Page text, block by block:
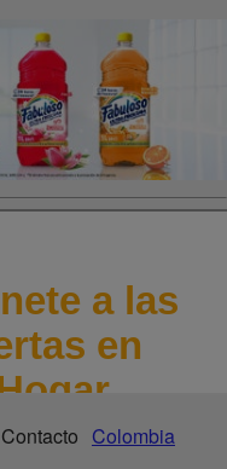
Contacto Colombia